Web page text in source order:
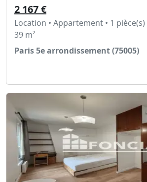
2 167 €
Location • Appartement • 1 pièce(s)
39 m²
Paris 5e arrondissement (75005)